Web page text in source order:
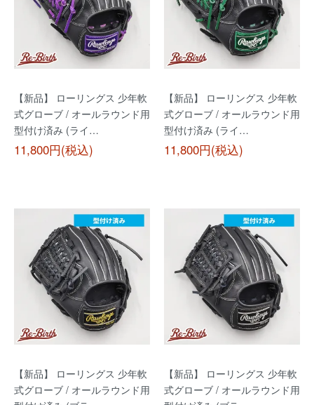
【新品】 ローリングス 少年軟
式グローブ / オールラウンド用
型付け済み (ライ…
11,800円(税込)
【新品】 ローリングス 少年軟
式グローブ / オールラウンド用
型付け済み (ライ…
11,800円(税込)
【新品】 ローリングス 少年軟
式グローブ / オールラウンド用
【新品】 ローリングス 少年軟
式グローブ / オールラウンド用